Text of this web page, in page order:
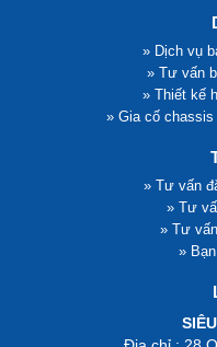
» Dịch vụ
» Tư vấn
» Thiết kế
» Tư vấn
» Tư
» Tư